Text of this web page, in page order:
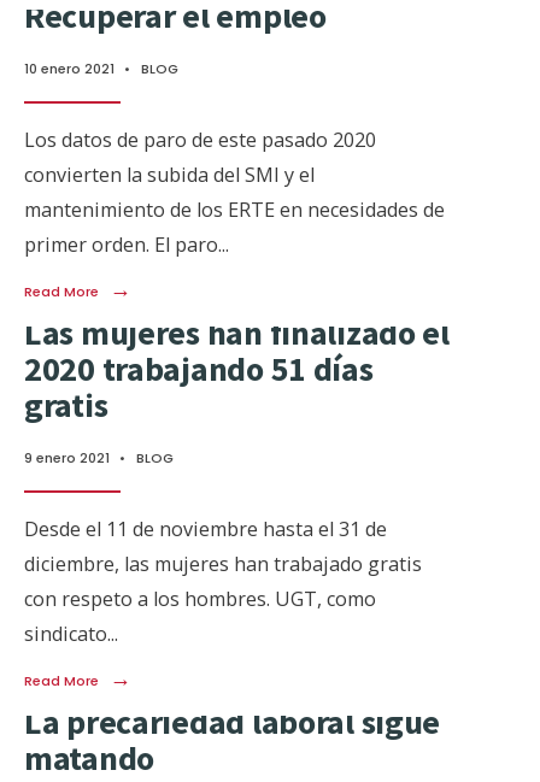
Recuperar el empleo
10 enero 2021 • BLOG
Los datos de paro de este pasado 2020
convierten la subida del SMI y el
mantenimiento de los ERTE en necesidades de
primer orden. El paro...
Read More →
Las mujeres han finalizado el
2020 trabajando 51 días
gratis
9 enero 2021 • BLOG
Desde el 11 de noviembre hasta el 31 de
diciembre, las mujeres han trabajado gratis
con respeto a los hombres. UGT, como
sindicato...
Read More →
La precariedad laboral sigue
matando